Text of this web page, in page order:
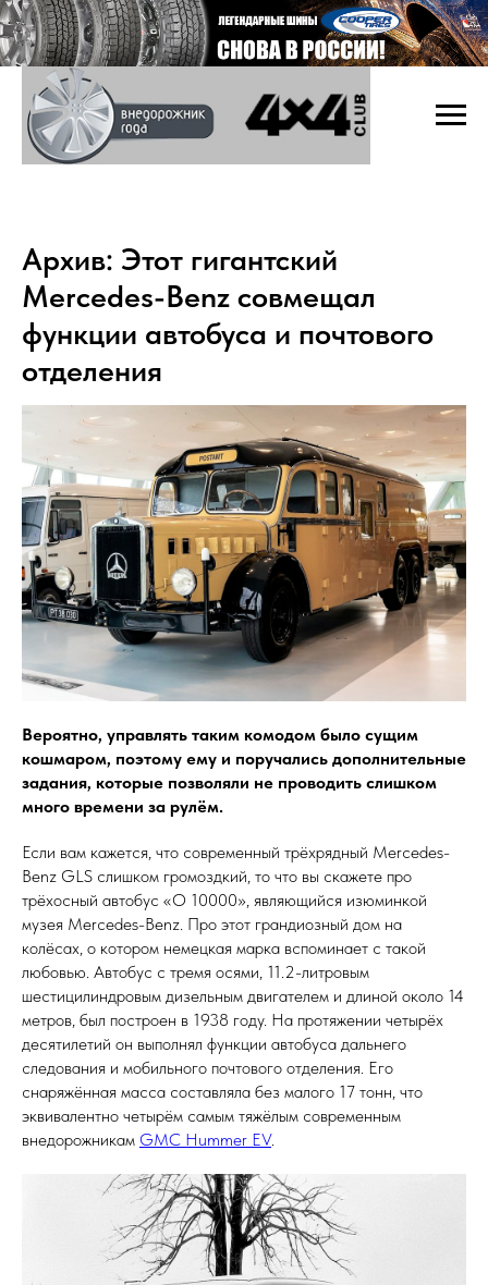
Архив: Этот гигантский
Mercedes-Benz совмещал
функции автобуса и почтового
отделения
Вероятно, управлять таким комодом было сущим
кошмаром, поэтому ему и поручались дополнительные
задания, которые позволяли не проводить слишком
много времени за рулём.
Если вам кажется, что современный трёхрядный Mercedes-
Benz GLS слишком громоздкий, то что вы скажете про
трёхосный автобус «O 10000», являющийся изюминкой
музея Mercedes-Benz. Про этот грандиозный дом на
колёсах, о котором немецкая марка вспоминает с такой
любовью. Автобус с тремя осями, 11.2-литровым
шестицилиндровым дизельным двигателем и длиной около 14
метров, был построен в 1938 году. На протяжении четырёх
десятилетий он выполнял функции автобуса дальнего
следования и мобильного почтового отделения. Его
снаряжённая масса составляла без малого 17 тонн, что
эквивалентно четырём самым тяжёлым современным
внедорожникам GMC Hummer EV.